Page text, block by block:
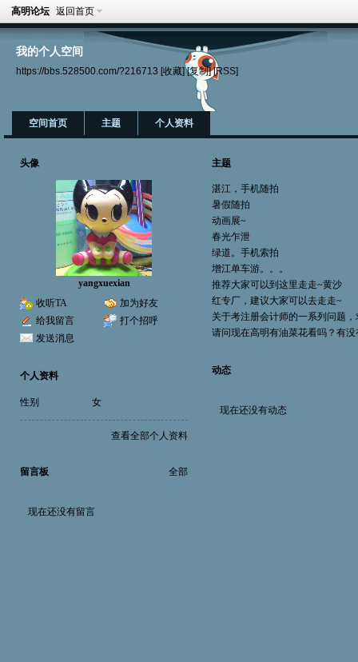
高明论坛 返回首页
我的个人空间
https://bbs.528500.com/?216713 [收藏] [复制] [RSS]
空间首页 主题 个人资料
头像
yangxuexian
收听TA
加为好友
给我留言
打个招呼
发送消息
个人资料
性别 女
查看全部个人资料
留言板 全部
现在还没有留言
主题
湛江，手机随拍
暑假随拍
动画展~
春光乍泄
绿道。手机索拍
增江单车游。。。
推荐大家可以到这里走走~黄沙
红专厂，建议大家可以去走走~
关于考注册会计师的一系列问题，
请问现在高明有油菜花看吗？有
动态
现在还没有动态